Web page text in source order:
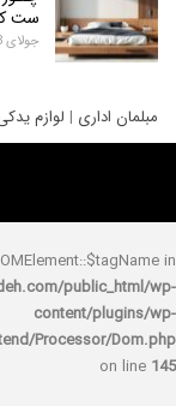
ست کنیم؟
جولای 28, 2025
|لوازم یدکی چینی|
decokadeh.com/
Frontend/